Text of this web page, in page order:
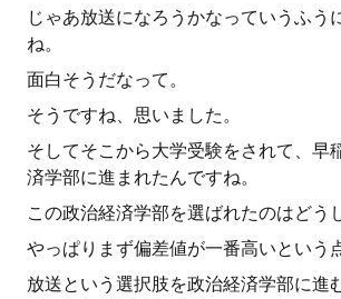
じゃあ放送になろうかなっていうふう
ね。
面白そうだなって。
そうですね、思いました。
そしてそこから大学受験をされて、早
済学部に進まれたんですね。
この政治経済学部を選ばれたのはどう
やっぱりまず偏差値が一番高いという
放送という選択肢を政治経済学部に進